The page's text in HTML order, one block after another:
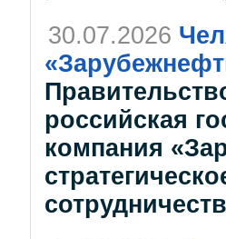
30.07.2026
российская
компания